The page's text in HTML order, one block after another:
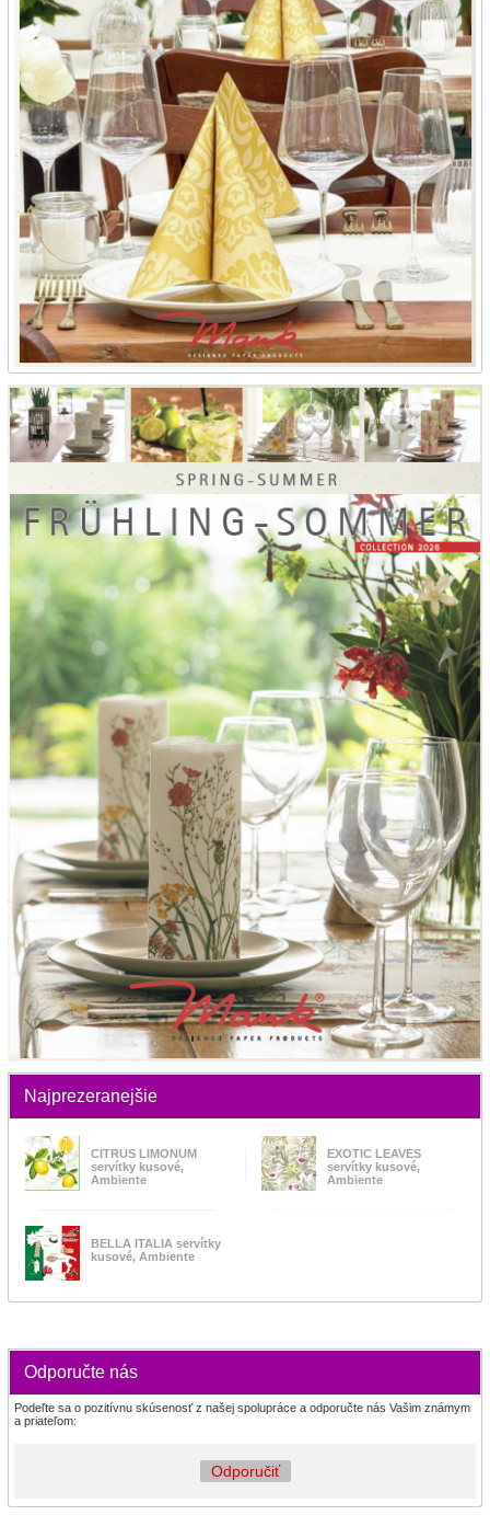
Najprezeranejšie
CITRUS LIMONUM
servítky kusové,
Ambiente
EXOTIC LEAVES
servítky kusové,
Ambiente
BELLA ITALIA servítky
kusové, Ambiente
Odporučte nás
Podeľte sa o pozitívnu skúsenosť z našej spolupráce a odporučte nás Vašim známym
a priateľom:
Odporučiť